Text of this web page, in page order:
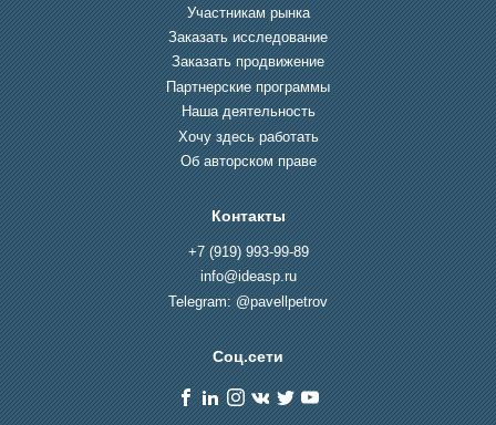
Участникам рынка
Заказать исследование
Заказать продвижение
Партнерские программы
Наша деятельность
Хочу здесь работать
Об авторском праве
Контакты
+7 (919) 993-99-89
info@ideasp.ru
Telegram: @pavellpetrov
Соц.сети